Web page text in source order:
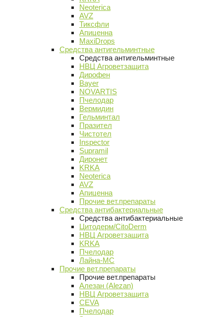
Neoterica
AVZ
Тиксфли
Апиценна
MaxiDrops
Средства антигельминтные
Средства антигельминтные
НВЦ Агроветзащита
Дирофен
Bayer
NOVARTIS
Пчелодар
Вермидин
Гельминтал
Празител
Чистотел
Inspector
Supramil
Диронет
KRKA
Neoterica
AVZ
Апиценна
Прочие вет.препараты
Средства антибактериальные
Средства антибактериальные
Цитодерм/CitoDerm
НВЦ Агроветзащита
KRKA
Пчелодар
Лайна-МС
Прочие вет.препараты
Прочие вет.препараты
Алезан (Alezan)
НВЦ Агроветзащита
CEVA
Пчелодар